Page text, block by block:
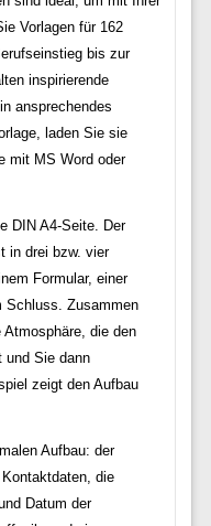
Vorlagen für 162
bis zur
inspirierende
ansprechendes
laden Sie sie
mit MS Word oder
DIN A4-Seite. Der
in drei bzw. vier
Formular, einer
Schluss. Zusammen
die den
und Sie dann
zeigt den Aufbau
Aufbau: der
die
Datum der